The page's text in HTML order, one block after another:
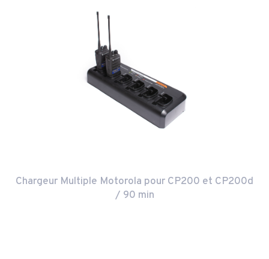
Chargeur Multiple Motorola pour CP200 et CP200d
/ 90 min